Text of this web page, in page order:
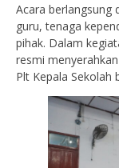
Acara berlangsung
guru, tenaga
pihak. Dalam
resmi
Plt Kepala Sekolah